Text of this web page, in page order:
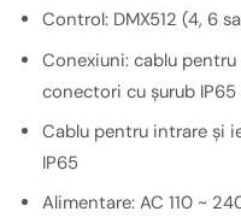
Control: DMX512 (4, 6
Conexiuni: cablu
conectori cu șurub IP65
Cablu pentru intrare și
IP65
Alimentare: AC 110 ~